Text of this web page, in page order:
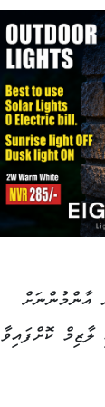
އާންމުންނަށް
ކޮށްފައިވާ